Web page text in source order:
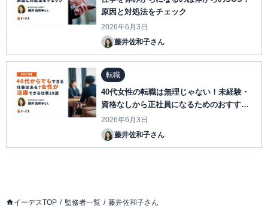
原因と対処法をチェック
2026年6月3日
藤井佐和子さん
転職
40代女性の転職は無理じゃない！未経験・
資格なしから正社員になるためのおすすめ
職種と成功のコツ
2026年6月3日
藤井佐和子さん
イーデスTOP 監修者一覧 藤井佐和子さん